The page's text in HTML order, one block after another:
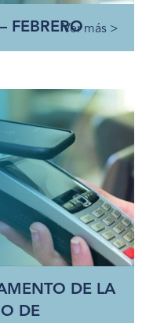
FEBREROVer más >
DE LA
DE